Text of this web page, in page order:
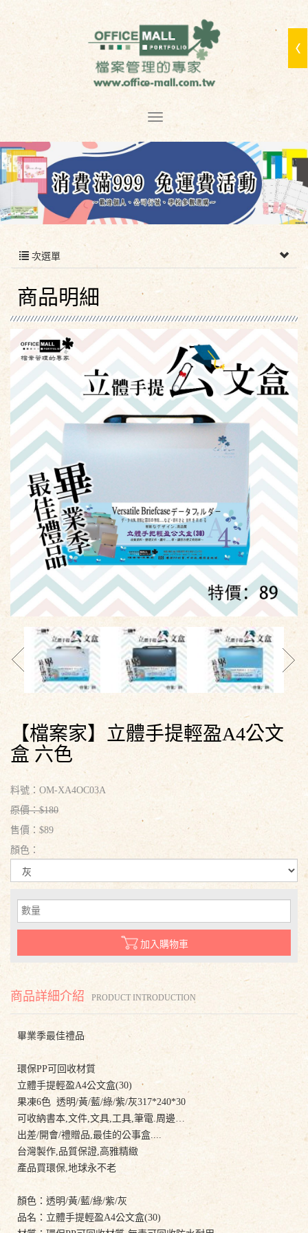
次選單
商品明細
【檔案家】立體手提輕盈A4公文
盒 六色
料號：OM-XA4OC03A
原價：$180
售價：$89
顏色：
加入購物車
商品詳細介紹 PRODUCT INTRODUCTION
畢業季最佳禮品
環保PP可回收材質
立體手提輕盈A4公文盒(30)
果凍6色 透明/黃/藍/綠/紫/灰317*240*30
可收納書本,文件,文具,工具,筆電.周邊…
出差/開會/禮贈品,最佳的公事盒....
台灣製作,品質保證,高雅精緻
產品買環保,地球永不老
顏色：透明/黃/藍/綠/紫/灰
品名：立體手提輕盈A4公文盒(30)